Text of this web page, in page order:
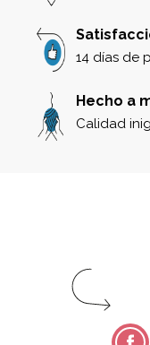
14 días de
Hecho a
Calidad